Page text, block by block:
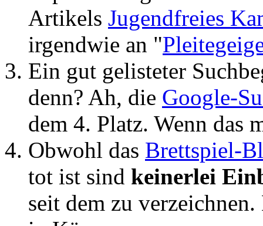
Artikels Jugendfreies
irgendwie an "
Ein gut gelisteter
denn? Ah, die Google-
dem 4. Platz. Wenn das
Obwohl das Brettspiel-
tot ist sind keinerlei
seit dem zu